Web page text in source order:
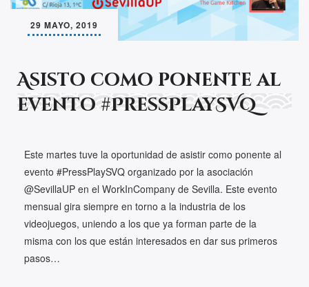
29 MAYO, 2019
Asisto como ponente al
evento #PressPlaySVQ
Este martes tuve la oportunidad de asistir como ponente al
evento #PressPlaySVQ organizado por la asociación
@SevillaUP en el WorkInCompany de Sevilla. Este evento
mensual gira siempre en torno a la industria de los
videojuegos, uniendo a los que ya forman parte de la
misma con los que están interesados en dar sus primeros
pasos…